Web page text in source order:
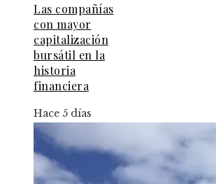
Las compañías
con mayor
capitalización
bursátil en la
historia
financiera
Hace 5 días